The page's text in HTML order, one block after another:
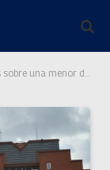
de edad fallecida